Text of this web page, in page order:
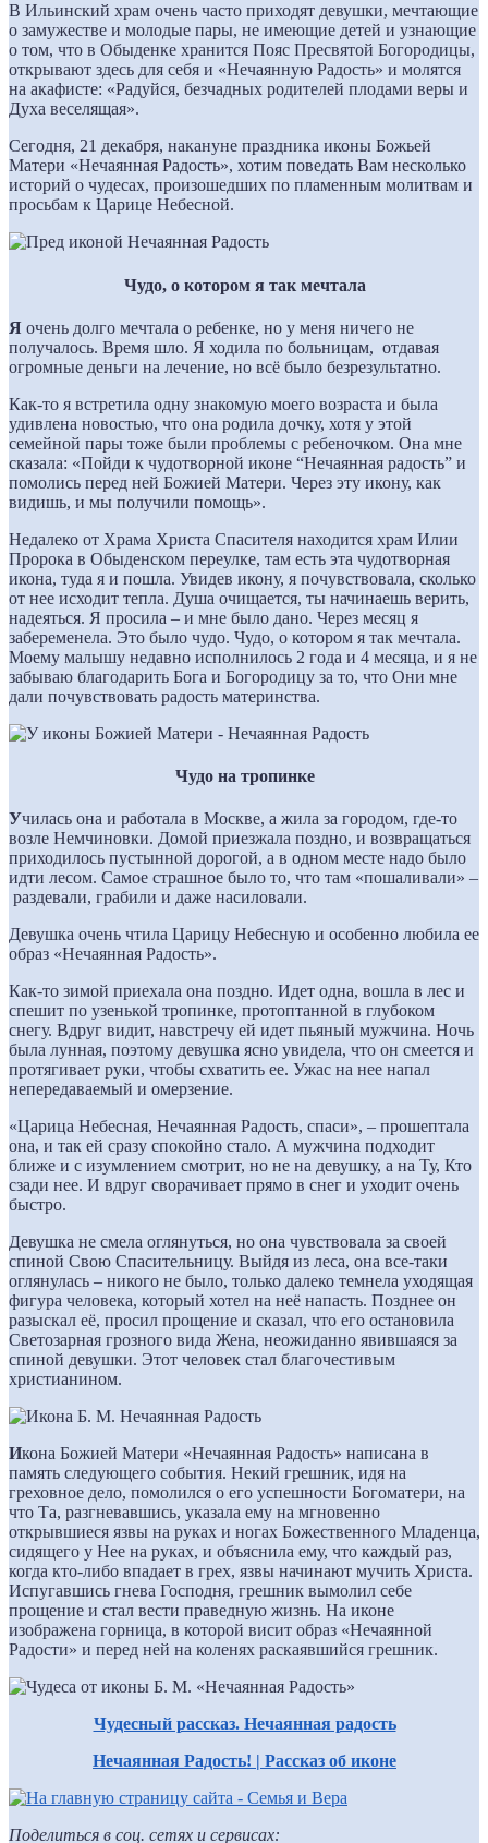
В Ильинский храм очень часто приходят девушки, мечтающие
о замужестве и молодые пары, не имеющие детей и узнающие
о том, что в Обыденке хранится Пояс Пресвятой Богородицы,
открывают здесь для себя и «Нечаянную Радость» и молятся
на акафисте: «Радуйся, безчадных родителей плодами веры и
Духа веселящая».
Сегодня, 21 декабря, накануне праздника иконы Божьей
Матери «Нечаянная Радость», хотим поведать Вам несколько
историй о чудесах, произошедших по пламенным молитвам и
просьбам к Царице Небесной.
Чудо, о котором я так мечтала
Я очень долго мечтала о ребенке, но у меня ничего не
получалось. Время шло. Я ходила по больницам, отдавая
огромные деньги на лечение, но всё было безрезультатно.
Как-то я встретила одну знакомую моего возраста и была
удивлена новостью, что она родила дочку, хотя у этой
семейной пары тоже были проблемы с ребеночком. Она мне
сказала: «Пойди к чудотворной иконе “Нечаянная радость” и
помолись перед ней Божией Матери. Через эту икону, как
видишь, и мы получили помощь».
Недалеко от Храма Христа Спасителя находится храм Илии
Пророка в Обыденском переулке, там есть эта чудотворная
икона, туда я и пошла. Увидев икону, я почувствовала, сколько
от нее исходит тепла. Душа очищается, ты начинаешь верить,
надеяться. Я просила – и мне было дано. Через месяц я
забеременела. Это было чудо. Чудо, о котором я так мечтала.
Моему малышу недавно исполнилось 2 года и 4 месяца, и я не
забываю благодарить Бога и Богородицу за то, что Они мне
дали почувствовать радость материнства.
Чудо на тропинке
Училась она и работала в Москве, а жила за городом, где-то
возле Немчиновки. Домой приезжала поздно, и возвращаться
приходилось пустынной дорогой, а в одном месте надо было
идти лесом. Самое страшное было то, что там «пошаливали» –
раздевали, грабили и даже насиловали.
Девушка очень чтила Царицу Небесную и особенно любила ее
образ «Нечаянная Радость».
Как-то зимой приехала она поздно. Идет одна, вошла в лес и
спешит по узенькой тропинке, протоптанной в глубоком
снегу. Вдруг видит, навстречу ей идет пьяный мужчина. Ночь
была лунная, поэтому девушка ясно увидела, что он смеется и
протягивает руки, чтобы схватить ее. Ужас на нее напал
непередаваемый и омерзение.
«Царица Небесная, Нечаянная Радость, спаси», – прошептала
она, и так ей сразу спокойно стало. А мужчина подходит
ближе и с изумлением смотрит, но не на девушку, а на Ту, Кто
сзади нее. И вдруг сворачивает прямо в снег и уходит очень
быстро.
Девушка не смела оглянуться, но она чувствовала за своей
спиной Свою Спасительницу. Выйдя из леса, она все-таки
оглянулась – никого не было, только далеко темнела уходящая
фигура человека, который хотел на неё напасть. Позднее он
разыскал её, просил прощение и сказал, что его остановила
Светозарная грозного вида Жена, неожиданно явившаяся за
спиной девушки. Этот человек стал благочестивым
христианином.
Икона Божией Матери «Нечаянная Радость» написана в
память следующего события. Некий грешник, идя на
греховное дело, помолился о его успешности Богоматери, на
что Та, разгневавшись, указала ему на мгновенно
открывшиеся язвы на руках и ногах Божественного Младенца,
сидящего у Нее на руках, и объяснила ему, что каждый раз,
когда кто-либо впадает в грех, язвы начинают мучить Христа.
Испугавшись гнева Господня, грешник вымолил себе
прощение и стал вести праведную жизнь. На иконе
изображена горница, в которой висит образ «Нечаянной
Радости» и перед ней на коленях раскаявшийся грешник.
Чудесный рассказ. Нечаянная радость
Нечаянная Радость! | Рассказ об иконе
Поделиться в соц. сетях и сервисах: